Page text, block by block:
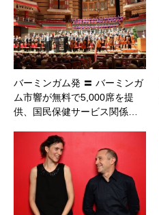
バーミンガム発 〓 バーミンガ
ム市響が無料で5,000席を提
供、国民保健サービス関係…